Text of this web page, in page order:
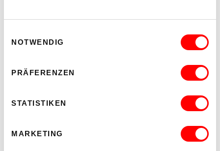
NOTWENDIG
PRÄFERENZEN
STATISTIKEN
MARKETING
Hof